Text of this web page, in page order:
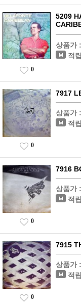
5209
상품가 :
적
0
7917
상품가 :
적
0
7916
상품가 :
적
0
7915
상품가 :
적
0